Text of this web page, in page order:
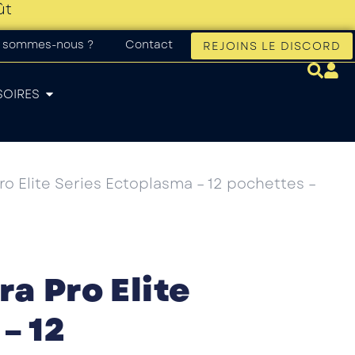
sommes-nous ? Contact REJOINS LE DISCORD
Elite Series Ectoplasma – 12 pochettes –
Pro Elite
12